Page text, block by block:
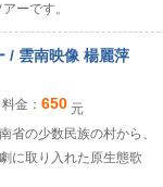
ーです。
/ 雲南映像 楊麗萍
料金： 650 元
省の少数民族の村から、
に取り入れた原生態歌